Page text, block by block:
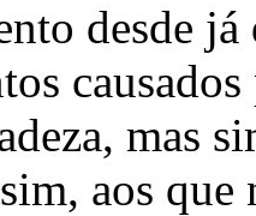
desde
mas
aos